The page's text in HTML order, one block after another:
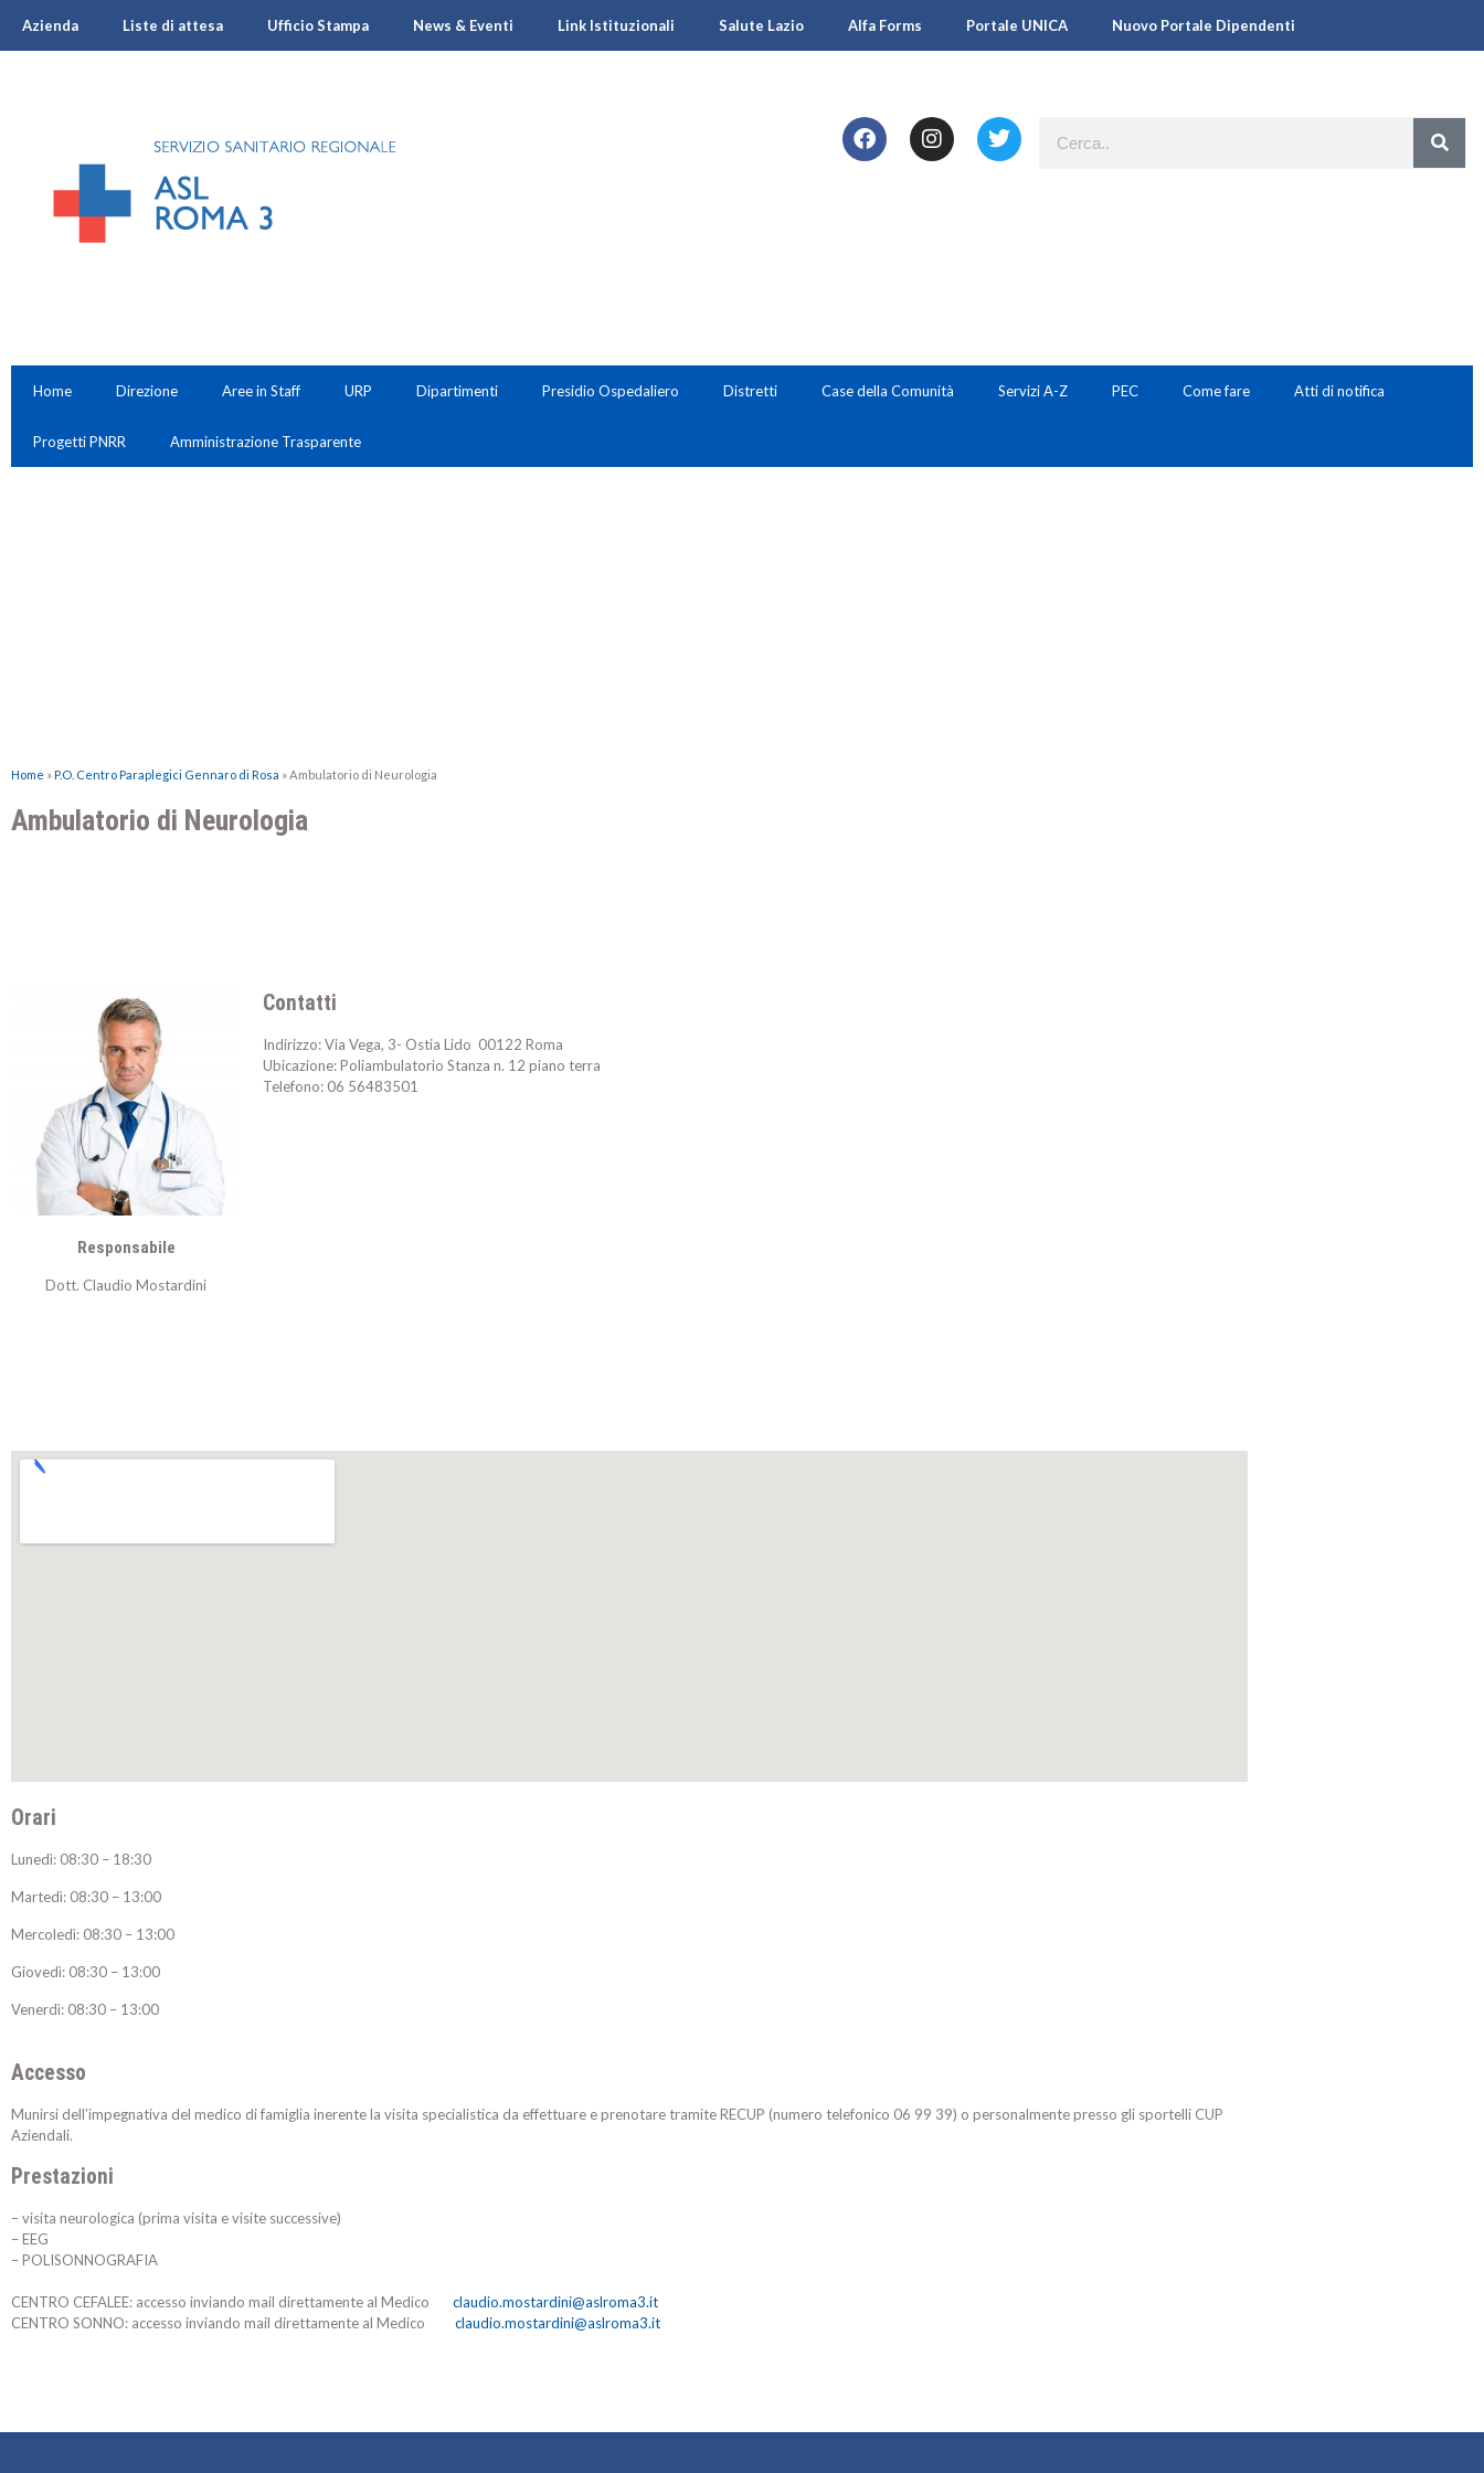
Azienda Liste di attesa Ufficio Stampa News & Eventi Link Istituzionali Salute Lazio Alfa Forms Portale UNICA Nuovo Portale Dipendenti
Home Direzione Aree in Staff URP Dipartimenti Presidio Ospedaliero Distretti Case della Comunità Servizi A-Z PEC Come fare Atti di notifica
Progetti PNRR Amministrazione Trasparente
Home »P.O. Centro Paraplegici Gennaro di Rosa »Ambulatorio di Neurologia
Ambulatorio di Neurologia
Responsabile
Dott. Claudio Mostardini
Contatti
Indirizzo: Via Vega, 3- Ostia Lido 00122 Roma
Ubicazione: Poliambulatorio Stanza n. 12 piano terra
Telefono: 06 56483501
Orari
Lunedì: 08:30 – 18:30
Martedì: 08:30 – 13:00
Mercoledì: 08:30 – 13:00
Giovedì: 08:30 – 13:00
Venerdì: 08:30 – 13:00
Accesso
Munirsi dell’impegnativa del medico di famiglia inerente la visita specialistica da effettuare e prenotare tramite RECUP (numero telefonico 06 99 39) o personalmente presso gli sportelli CUP
Aziendali.
Prestazioni
– visita neurologica (prima visita e visite successive)
– EEG
– POLISONNOGRAFIA
CENTRO CEFALEE: accesso inviando mail direttamente al Medico claudio.mostardini@aslroma3.it
CENTRO SONNO: accesso inviando mail direttamente al Medico claudio.mostardini@aslroma3.it